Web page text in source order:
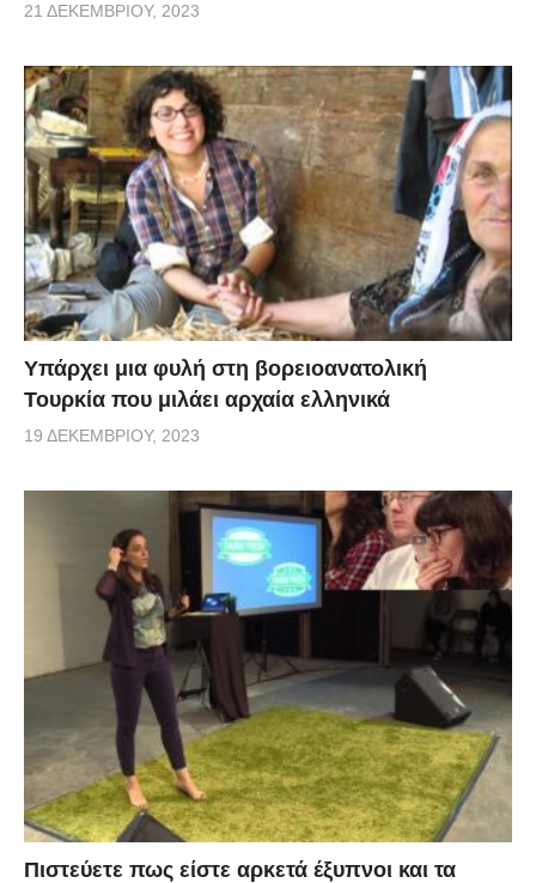
21 ΔΕΚΕΜΒΡΊΟΥ, 2023
Υπάρχει μια φυλή στη βορειοανατολική
Τουρκία που μιλάει αρχαία ελληνικά
19 ΔΕΚΕΜΒΡΊΟΥ, 2023
Πιστεύετε πως είστε αρκετά έξυπνοι και τα